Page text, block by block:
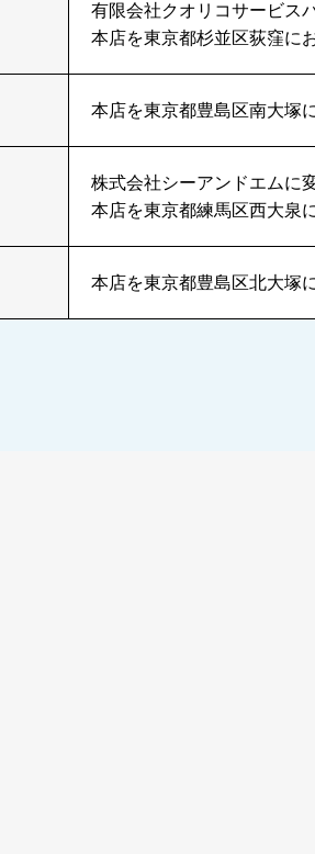
有限会社クオリコサービス
本店を東京都杉並区荻窪に
本店を東京都豊島区南大塚
株式会社シーアンドエムに
本店を東京都練馬区⻄大泉
本店を東京都豊島区北大塚